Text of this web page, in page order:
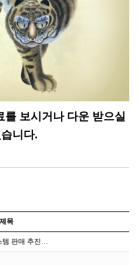
보시거나 다운 받으실
니다.
제목